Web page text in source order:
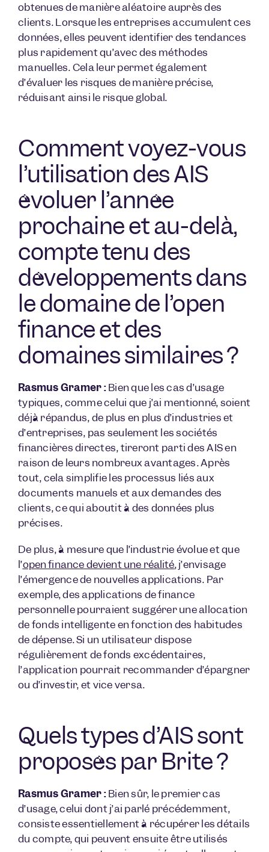
obtenues de manière aléatoire auprès des
clients. Lorsque les entreprises accumulent ces
données, elles peuvent identifier des tendances
plus rapidement qu’avec des méthodes
manuelles. Cela leur permet également
d’évaluer les risques de manière précise,
réduisant ainsi le risque global.
Comment voyez-vous
l’utilisation des AIS
évoluer l’année
prochaine et au-delà,
compte tenu des
développements dans
le domaine de l’open
finance et des
domaines similaires ?
Rasmus Gramer :Bien que les cas d’usage
typiques, comme celui que j’ai mentionné, soient
déjà répandus, de plus en plus d’industries et
d’entreprises, pas seulement les sociétés
financières directes, tireront parti des AIS en
raison de leurs nombreux avantages. Après
tout, cela simplifie les processus liés aux
documents manuels et aux demandes des
clients, ce qui aboutit à des données plus
précises.
De plus, à mesure que l’industrie évolue et que
l’open finance devient une réalité,j’envisage
l’émergence de nouvelles applications. Par
exemple, des applications de finance
personnelle pourraient suggérer une allocation
de fonds intelligente en fonction des habitudes
de dépense. Si un utilisateur dispose
régulièrement de fonds excédentaires,
l’application pourrait recommander d’épargner
ou d’investir, et vice versa.
Quels types d’AIS sont
proposés par Brite ?
Rasmus Gramer :Bien sûr, le premier cas
d’usage, celui dont j’ai parlé précédemment,
consiste essentiellement à récupérer les détails
du compte, qui peuvent ensuite être utilisés